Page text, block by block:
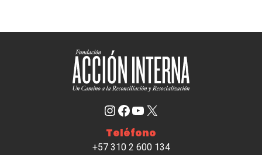
Instagram Facebook YouTube X
Teléfono
+57 310 2 600 134